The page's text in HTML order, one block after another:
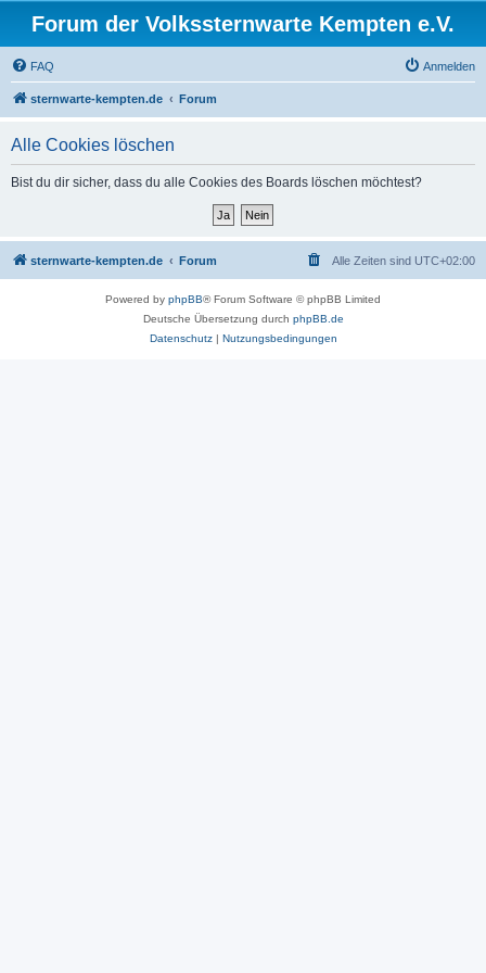
Forum der Volkssternwarte Kempten e.V.
FAQ Anmelden
sternwarte-kempten.de Forum
Alle Cookies löschen
Bist du dir sicher, dass du alle Cookies des Boards löschen möchtest?
sternwarte-kempten.de Forum Alle Zeiten sind UTC+02:00
Powered by phpBB® Forum Software © phpBB Limited
Deutsche Übersetzung durch phpBB.de
Datenschutz| Nutzungsbedingungen